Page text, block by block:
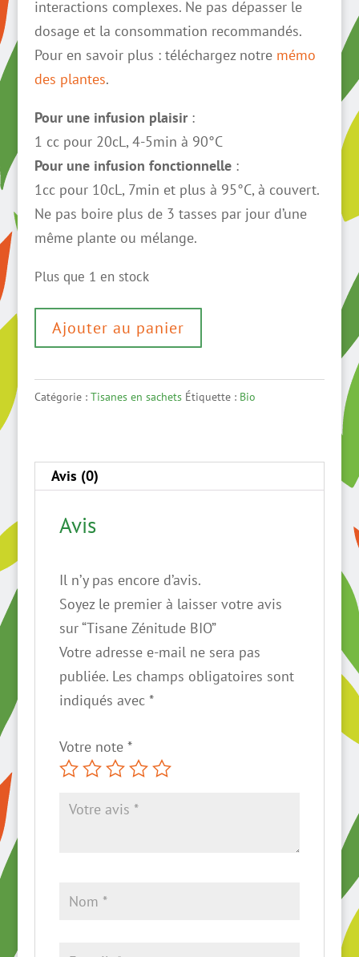
interactions complexes. Ne pas dépasser le
dosage et la consommation recommandés.
Pour en savoir plus : téléchargez notre mémo
des plantes.
Pour une infusion plaisir:
1 cc pour 20cL, 4-5min à 90°C
Pour une infusion fonctionnelle :
1cc pour 10cL, 7min et plus à 95°C, à couvert.
Ne pas boire plus de 3 tasses par jour d’une
même plante ou mélange.
Plus que 1 en stock
quantité
de
Zénitude
Ajouter au panier
Catégorie : Tisanes en sachets Étiquette : Bio
Avis (0)
Avis
Il n’y pas encore d’avis.
Soyez le premier à laisser votre avis
sur “Tisane Zénitude BIO”
Votre adresse e-mail ne sera pas
publiée. Les champs obligatoires sont
indiqués avec *
Votre note *